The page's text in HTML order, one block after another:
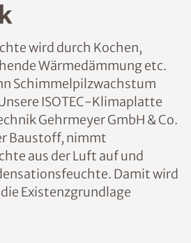
wird durch Kochen,
Wärmedämmung etc.
Schimmelpilzwachstum
ISOTEC-Klimaplatte
Gehrmeyer GmbH & Co.
Baustoff, nimmt
aus der Luft auf und
Damit wird
Existenzgrundlage